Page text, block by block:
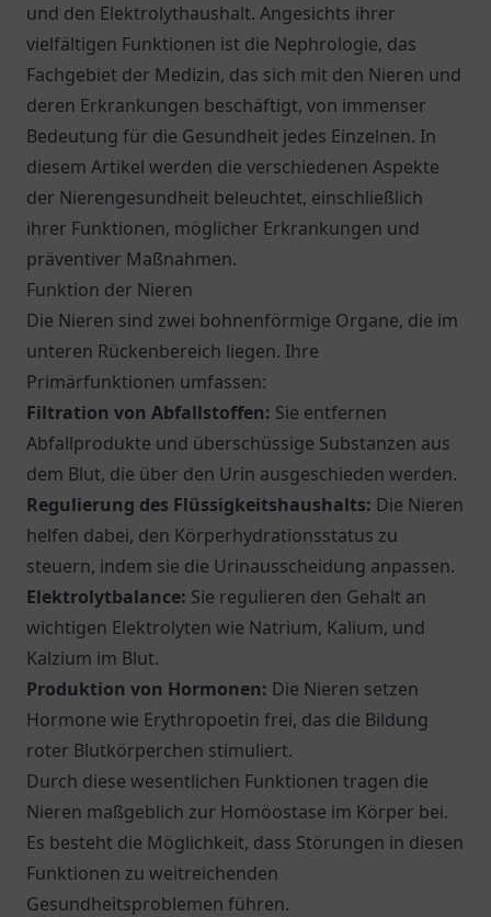
und den Elektrolythaushalt. Angesichts ihrer
vielfältigen Funktionen ist die Nephrologie, das
Fachgebiet der Medizin, das sich mit den Nieren und
deren Erkrankungen beschäftigt, von immenser
Bedeutung für die Gesundheit jedes Einzelnen. In
diesem Artikel werden die verschiedenen Aspekte
der Nierengesundheit beleuchtet, einschließlich
ihrer Funktionen, möglicher Erkrankungen und
präventiver Maßnahmen.
Funktion der Nieren
Die Nieren sind zwei bohnenförmige Organe, die im
unteren Rückenbereich liegen. Ihre
Primärfunktionen umfassen:
Filtration von Abfallstoffen: Sie entfernen
Abfallprodukte und überschüssige Substanzen aus
dem Blut, die über den Urin ausgeschieden werden.
Regulierung des Flüssigkeitshaushalts: Die Nieren
helfen dabei, den Körperhydrationsstatus zu
steuern, indem sie die Urinausscheidung anpassen.
Elektrolytbalance: Sie regulieren den Gehalt an
wichtigen Elektrolyten wie Natrium, Kalium, und
Kalzium im Blut.
Produktion von Hormonen: Die Nieren setzen
Hormone wie Erythropoetin frei, das die Bildung
roter Blutkörperchen stimuliert.
Durch diese wesentlichen Funktionen tragen die
Nieren maßgeblich zur Homöostase im Körper bei.
Es besteht die Möglichkeit, dass Störungen in diesen
Funktionen zu weitreichenden
Gesundheitsproblemen führen.